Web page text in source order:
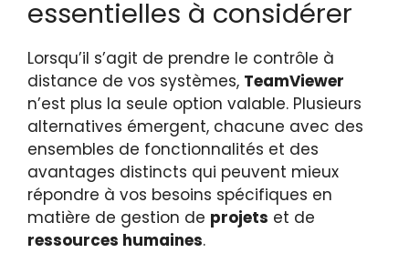
essentielles à considérer
Lorsqu’il s’agit de prendre le contrôle à
distance de vos systèmes, TeamViewer
n’est plus la seule option valable. Plusieurs
alternatives émergent, chacune avec des
ensembles de fonctionnalités et des
avantages distincts qui peuvent mieux
répondre à vos besoins spécifiques en
matière de gestion de projets et de
ressources humaines.